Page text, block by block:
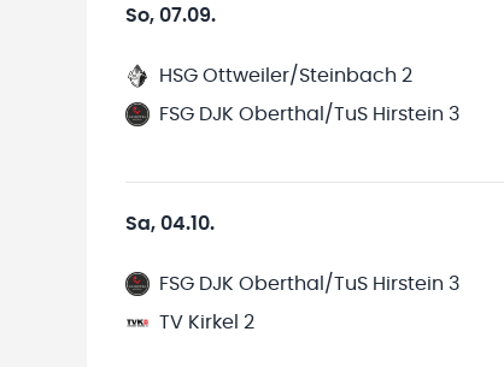
So, 07.09.
HSG Ottweiler/Steinbach 2
FSG DJK Oberthal/TuS Hirstein 3
Sa, 04.10.
FSG DJK Oberthal/TuS Hirstein 3
TV Kirkel 2